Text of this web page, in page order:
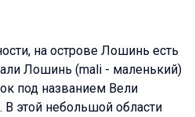
на острове Лошинь есть
Лошинь (mali - маленький)
под названием Вели
этой небольшой области